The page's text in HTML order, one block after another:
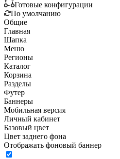
Готовые конфигурации
По умолчанию
Общие
Главная
Шапка
Меню
Регионы
Каталог
Корзина
Разделы
Футер
Баннеры
Мобильная версия
Личный кабинет
Базовый цвет
Цвет заднего фона
Отображать фоновый баннер